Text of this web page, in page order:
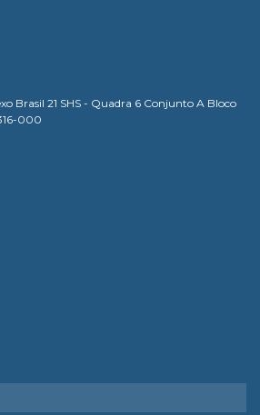
Brasil 21 SHS - Quadra 6 Conjunto A Bloco
000